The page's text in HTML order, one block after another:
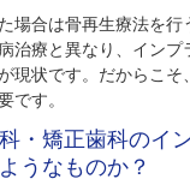
場合は骨再生療法を行
治療と異なり、イン
現状です。だからこそ
です。
・矯正歯科のイ
うなものか？